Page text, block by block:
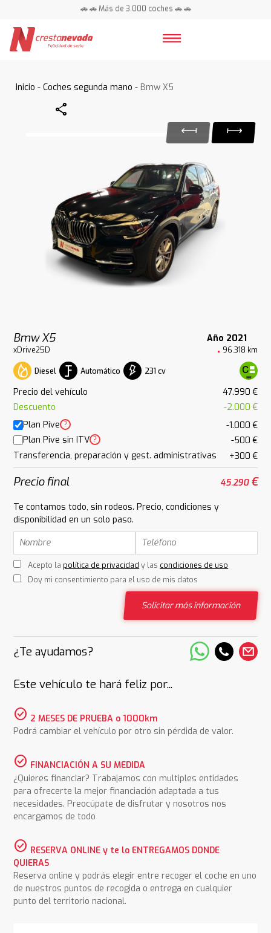
🚗 🚗 Más de 3.000 coches 🚗 🚗
Inicio -Coches segunda mano - Bmw X5
Share
Bmw X5 Año 2021
xDrive25D 96.318 km
Diesel Automático 231 cv
Precio del vehículo
47.990 €
Descuento
-2.000 €
Plan Pive ?
-1.000 €
Plan Pive sin ITV ?
-500 €
Transferencia, preparación y gest. administrativas
+300 €
Precio final 45.290€
Te contamos todo, sin rodeos. Precio, condiciones y
disponibilidad en un solo paso.
Acepto la política de privacidad y las condiciones de uso
Doy mi consentimiento para el uso de mis datos
Solicitar más información
¿Te ayudamos?
Este vehículo te hará feliz por...
check_circle 2 MESES DE PRUEBA o 1000km
Podrá cambiar el vehículo por otro sin pérdida de valor.
check_circle FINANCIACIÓN A SU MEDIDA
¿Quieres financiar? Trabajamos con multiples entidades
para ofrecerte la mejor financiación adaptada a tus
necesidades. Preocúpate de disfrutar y nosotros nos
encargamos de todo
check_circle RESERVA ONLINE y te lo ENTREGAMOS DONDE
QUIERAS
Reserva online y podrás elegir entre recoger el coche en uno
de nuestros puntos de recogida o entrega en cualquier
punto del territorio nacional.